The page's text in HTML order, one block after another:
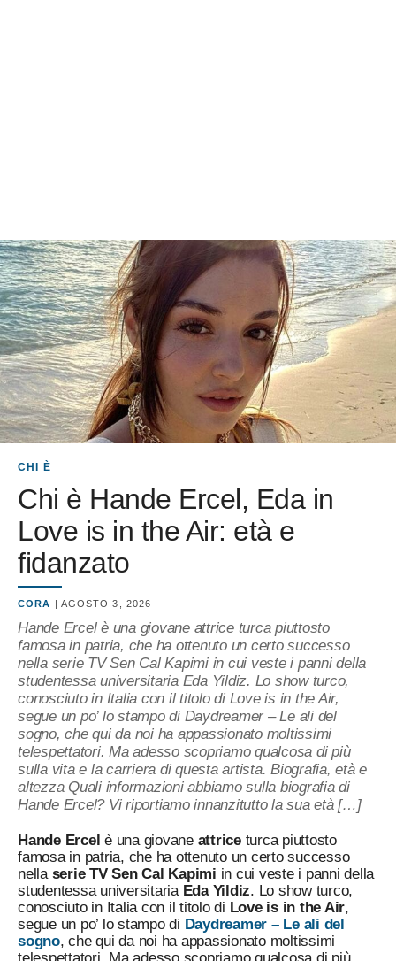
CHI È
Chi è Hande Ercel, Eda in
Love is in the Air: età e
fidanzato
CORA | AGOSTO 3, 2026
Hande Ercel è una giovane attrice turca piuttosto
famosa in patria, che ha ottenuto un certo successo
nella serie TV Sen Cal Kapimi in cui veste i panni della
studentessa universitaria Eda Yildiz. Lo show turco,
conosciuto in Italia con il titolo di Love is in the Air,
segue un po’ lo stampo di Daydreamer – Le ali del
sogno, che qui da noi ha appassionato moltissimi
telespettatori. Ma adesso scopriamo qualcosa di più
sulla vita e la carriera di questa artista. Biografia, età e
altezza Quali informazioni abbiamo sulla biografia di
Hande Ercel? Vi riportiamo innanzitutto la sua età […]
Hande Ercelè una giovane attriceturca piuttosto
famosa in patria, che ha ottenuto un certo successo
nella serie TV Sen Cal Kapimi in cui veste i panni della
studentessa universitaria Eda Yildiz. Lo show turco,
conosciuto in Italia con il titolo di Love is in the Air,
segue un po’ lo stampo di Daydreamer – Le ali del
sogno, che qui da noi ha appassionato moltissimi
telespettatori. Ma adesso scopriamo qualcosa di più